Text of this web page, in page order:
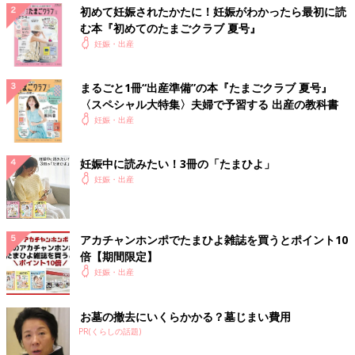
初めて妊娠されたかたに！妊娠がわかったら最初に読
む本『初めてのたまごクラブ 夏号』
妊娠・出産
まるごと1冊“出産準備”の本『たまごクラブ 夏号』
〈スペシャル大特集〉夫婦で予習する 出産の教科書
妊娠・出産
妊娠中に読みたい！3冊の「たまひよ」
妊娠・出産
アカチャンホンポでたまひよ雑誌を買うとポイント10
倍【期間限定】
妊娠・出産
お墓の撤去にいくらかかる？墓じまい費用
PR(くらしの話題)